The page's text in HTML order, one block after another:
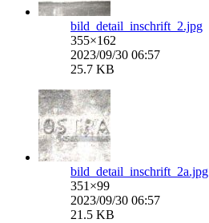
bild_detail_inschrift_2.jpg
355×162
2023/09/30 06:57
25.7 KB
bild_detail_inschrift_2a.jpg
351×99
2023/09/30 06:57
21.5 KB